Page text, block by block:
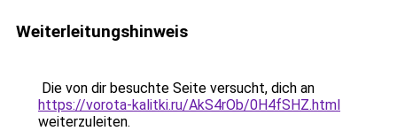
Weiterleitungshinweis
Die von dir besuchte Seite versucht, dich an
https://vorota-kalitki.ru/AkS4rOb/0H4fSHZ.html
weiterzuleiten.